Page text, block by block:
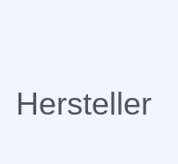
Hersteller